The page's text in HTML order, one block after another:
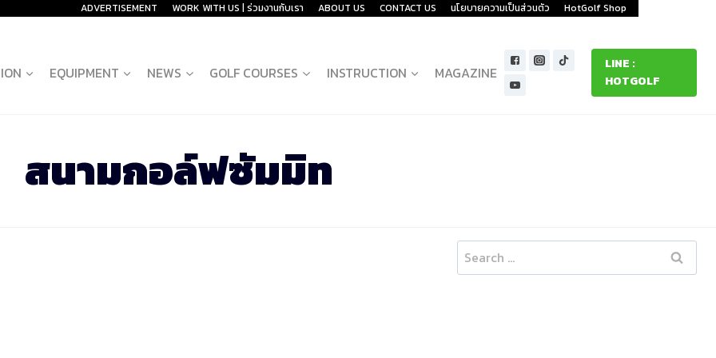
ADVERTISEMENT WORK WITH US | ร่วมงานกับเรา ABOUT US CONTACT US นโยบายความเป็นส่วนตัว HotGolf Shop
EQUIPMENT NEWS GOLF COURSES INSTRUCTION MAGAZINE
LINE :
HOTGOLF
สนามกอล์ฟซัมมิท
Search
for: